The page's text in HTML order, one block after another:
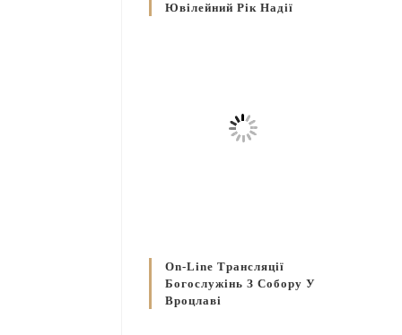
Ювілейний Рік Надії
On-Line Трансляції
Богослужінь З Собору У
Вроцлаві